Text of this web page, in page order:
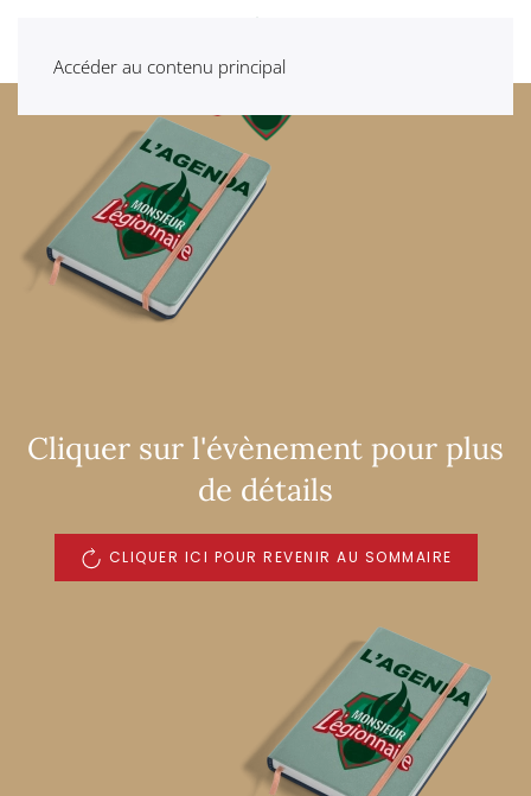
Accéder au contenu principal
Cliquer sur l'évènement pour plus
de détails
CLIQUER ICI POUR REVENIR AU SOMMAIRE